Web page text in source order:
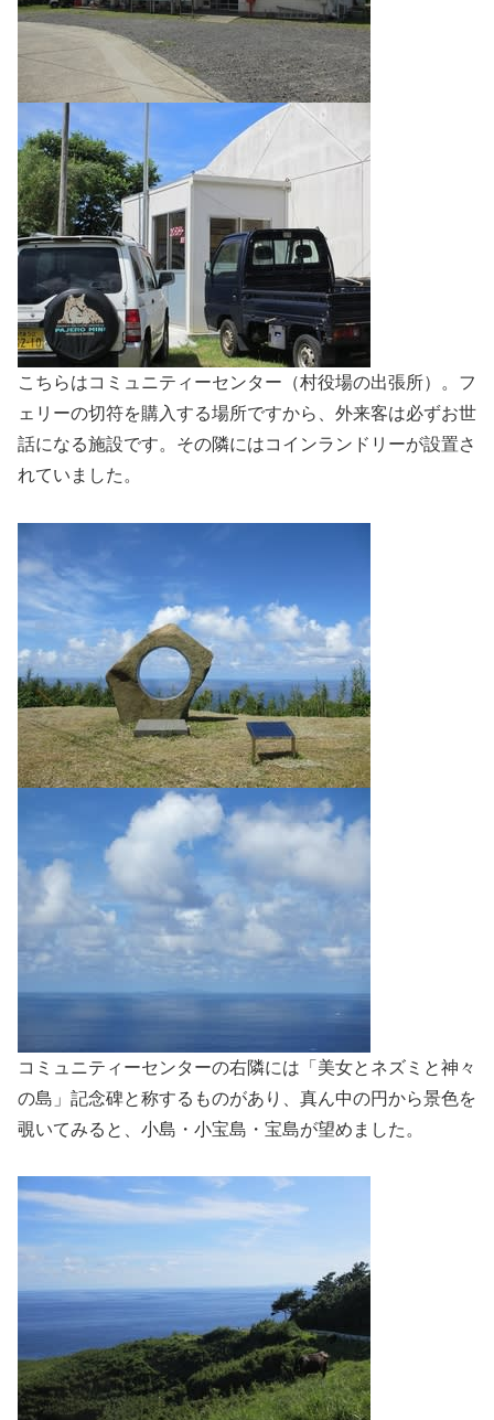
こちらはコミュニティーセンター（村役場の出張所）。フ
ェリーの切符を購入する場所ですから、外来客は必ずお世
話になる施設です。その隣にはコインランドリーが設置さ
れていました。
コミュニティーセンターの右隣には「美女とネズミと神々
の島」記念碑と称するものがあり、真ん中の円から景色を
覗いてみると、小島・小宝島・宝島が望めました。